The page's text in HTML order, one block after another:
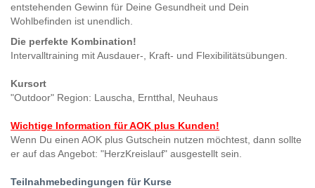
entstehenden Gewinn für Deine Gesundheit und Dein
Wohlbefinden ist unendlich.
Die perfekte Kombination!
Intervalltraining mit Ausdauer-, Kraft- und Flexibilitätsübungen.
Kursort
"Outdoor" Region: Lauscha, Erntthal, Neuhaus
Wichtige Information für AOK plus Kunden!
Wenn Du einen AOK plus Gutschein nutzen möchtest, dann sollte
er auf das Angebot: "HerzKreislauf" ausgestellt sein.
Teilnahmebedingungen für Kurse